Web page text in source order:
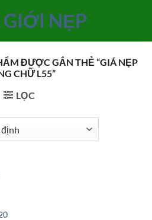
ĐƯỢC GẮN THẺ “GIÁ NẸP
CHỮ L55”
LỌC